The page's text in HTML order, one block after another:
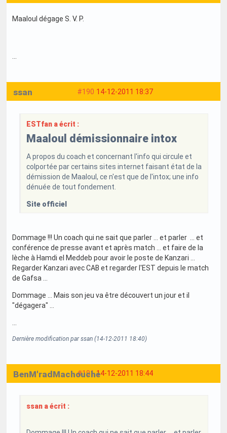
Maaloul dégage S. V. P.
#190 14-12-2011 18:37
ssan
ESTfan a écrit :
Maaloul démissionnaire intox
A propos du coach et concernant l'info qui circule et
colportée par certains sites internet faisant état de la
démission de Maaloul, ce n'est que de l'intox; une info
dénuée de tout fondement.
Site officiel
Dommage !!! Un coach qui ne sait que parler ... et parler ... et
conférence de presse avant et après match ... et faire de la
lèche à Hamdi el Meddeb pour avoir le poste de Kanzari ...
Regarder Kanzari avec CAB et regarder l'EST depuis le match
de Gafsa ...
Dommage ... Mais son jeu va être découvert un jour et il
"dégagera" ...
Dernière modification par ssan (14-12-2011 18:40)
#191 14-12-2011 18:44
BenM'radMachouche
ssan a écrit :